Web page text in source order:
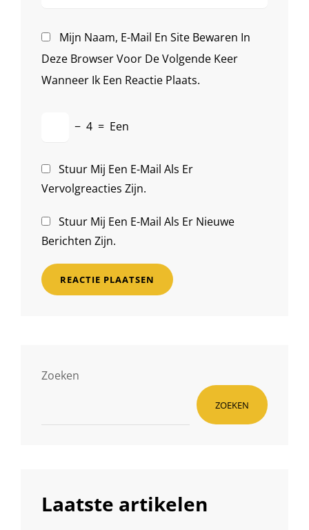
Mijn Naam, E-Mail En Site Bewaren In
Deze Browser Voor De Volgende Keer
Wanneer Ik Een Reactie Plaats.
− 4 = Een
Stuur Mij Een E-Mail Als Er
Vervolgreacties Zijn.
Stuur Mij Een E-Mail Als Er Nieuwe
Berichten Zijn.
Zoeken
ZOEKEN
Laatste artikelen